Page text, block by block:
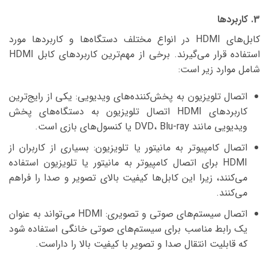
3. کاربردها
کابل‌های HDMI در انواع مختلف دستگاه‌ها و کاربردها مورد
استفاده قرار می‌گیرند. برخی از مهم‌ترین کاربردهای کابل HDMI
شامل موارد زیر است:
اتصال تلویزیون به پخش‌کننده‌های ویدیویی: یکی از رایج‌ترین
کاربردهای HDMI اتصال تلویزیون به دستگاه‌های پخش
ویدیویی مانند DVD، Blu-ray یا کنسول‌های بازی است.
اتصال کامپیوتر به مانیتور یا تلویزیون: بسیاری از کاربران از
HDMI برای اتصال کامپیوتر به مانیتور یا تلویزیون استفاده
می‌کنند، زیرا این کابل‌ها کیفیت بالای تصویر و صدا را فراهم
می‌کنند.
اتصال سیستم‌های صوتی و تصویری: HDMI می‌تواند به عنوان
یک رابط مناسب برای سیستم‌های صوتی خانگی استفاده شود
که قابلیت انتقال صدا و تصویر با کیفیت بالا را داراست.